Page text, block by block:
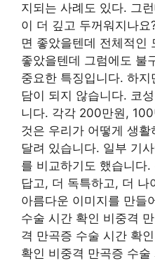
지되는 사례도 있다. 그
이 더 깊고 두꺼워지나
면 좋았을텐데 전체적인
좋았을텐데 그럼에도 불
중요한 특징입니다. 하
담이 되지 않습니다. 코
니다. 각각 200만원,
것은 우리가 어떻게 생
달려 있습니다. 일부 기
를 비교하기도 했습니다
답고, 더 독특하고, 더 나
아름다운 이미지를 만들
수술 시간 확인 비중격
격 만곡증 수술 시간 확
확인 비중격 만곡증 수